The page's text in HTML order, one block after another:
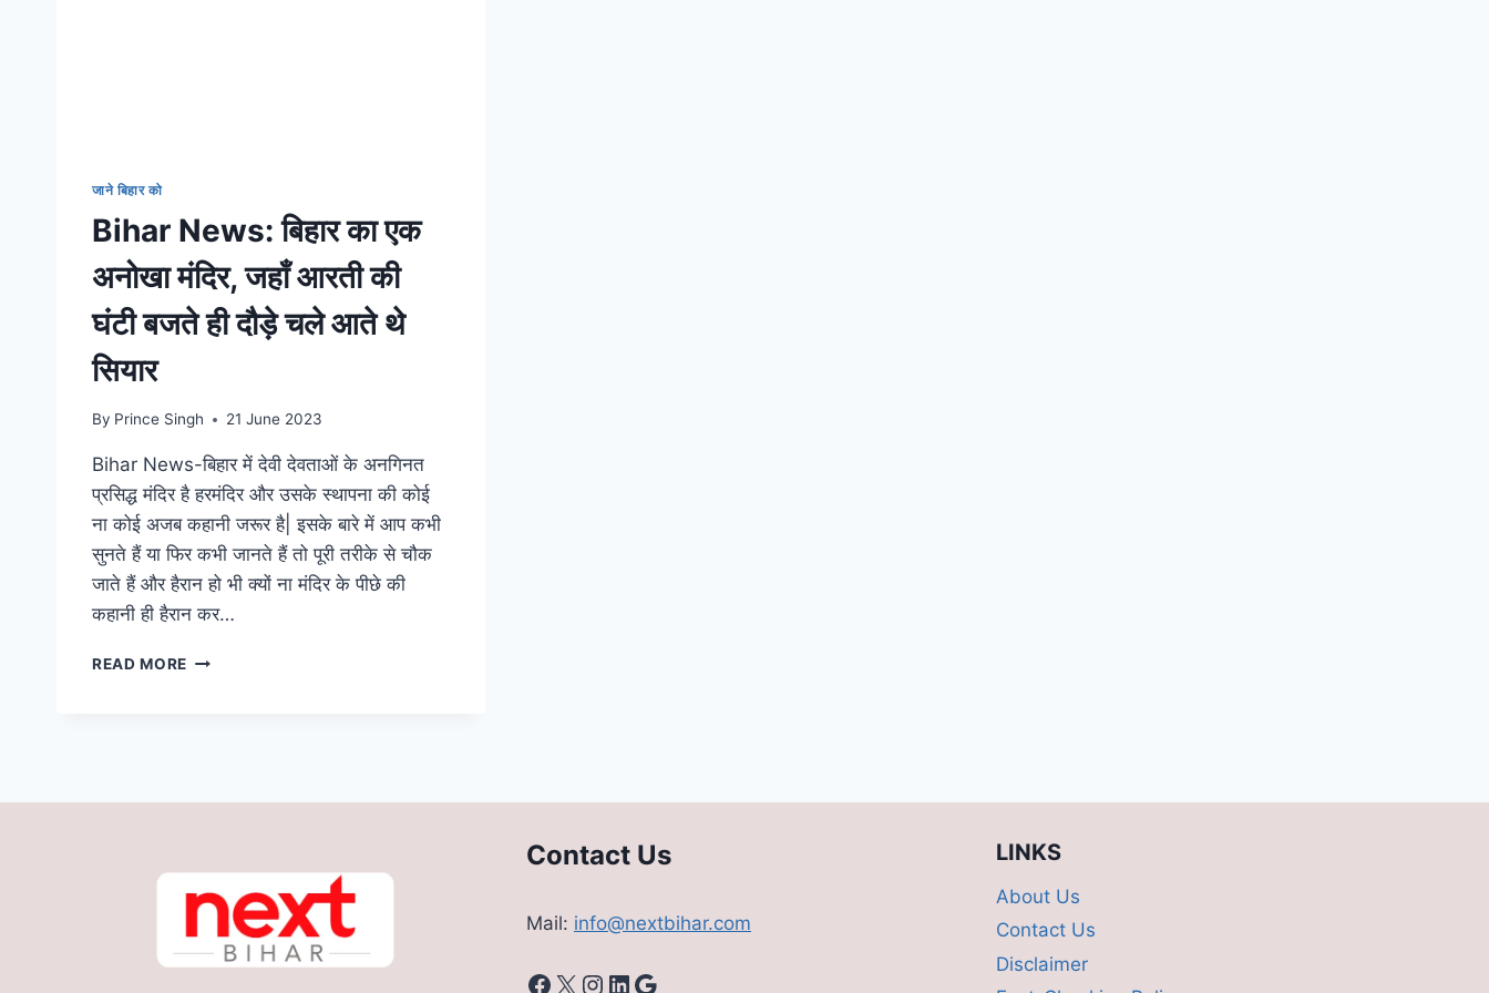
जाने बिहार को
Bihar News: बिहार का एक
अनोखा मंदिर, जहाँ आरती की
घंटी बजते ही दौड़े चले आते थे
सियार
By Prince Singh 21 June 2023
Bihar News-बिहार में देवी देवताओं के अनगिनत
प्रसिद्ध मंदिर है हरमंदिर और उसके स्थापना की कोई
ना कोई अजब कहानी जरूर है| इसके बारे में आप कभी
सुनते हैं या फिर कभी जानते हैं तो पूरी तरीके से चौक
जाते हैं और हैरान हो भी क्यों ना मंदिर के पीछे की
कहानी ही हैरान कर…
READ MORE BIHAR
मंदिर,
घंटी
बजते
ही
Contact Us
Mail: info@nextbihar.com
Facebook
X Instagram
LinkedIn
Google
LINKS
About Us
Contact Us
Disclaimer